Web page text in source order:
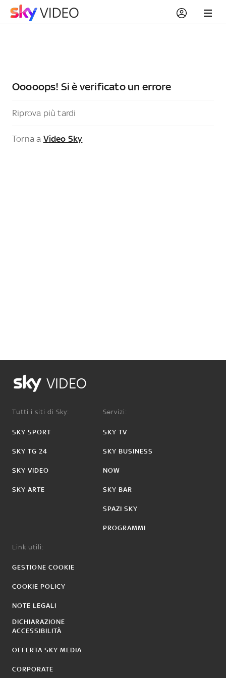
Ooooops! Si è verificato un errore
Riprova più tardi
Torna a Video Sky
VIDEO
Tutti i siti di Sky:
SKY SPORT
SKY TG 24
SKY VIDEO
SKY ARTE
Servizi:
SKY TV
SKY BUSINESS
NOW
SKY BAR
SPAZI SKY
PROGRAMMI
Link utili:
GESTIONE COOKIE
COOKIE POLICY
NOTE LEGALI
DICHIARAZIONE
ACCESSIBILITÀ
OFFERTA SKY MEDIA
CORPORATE